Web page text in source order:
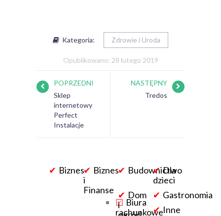
Kategoria: Zdrowie i Uroda
Opublikowano: 28 lutego 2019
POPRZEDNI
Sklep
internetowy
Perfect
Instalacje
NASTĘPNY
Tredos
Biznes
Biznes
i
Finanse
Biura
rachunkowe
Budownictwo
Dla
dzieci
Dom
i
Gastronomia
Inne